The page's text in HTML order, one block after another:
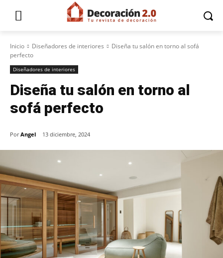
Inicio Diseñadores de interiores
Diseña tu salón en torno al sofá
perfecto
Diseñadores de interiores
Diseña tu salón en torno al
sofá perfecto
Por Angel 13 diciembre, 2024